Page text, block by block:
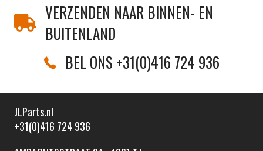
VERZENDEN NAAR BINNEN- EN
BUITENLAND
BEL ONS +31(0)416 724 936
JLParts.nl
+31(0)416 724 936